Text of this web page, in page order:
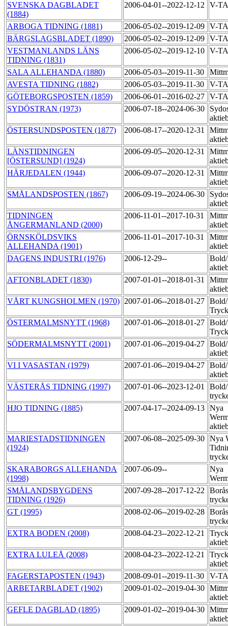
SVENSKA DAGBLADET
(1884)
2006-04-01--2022-12-12 V-
ARBOGA TIDNING (1881) 2006-05-02--2019-12-09 V-
BÄRGSLAGSBLADET (1890)
2006-05-02--2019-12-09 V-
VESTMANLANDS LÄNS
TIDNING (1831)
2006-05-02--2019-12-10 V-
SALA ALLEHANDA (1880) 2006-05-03--2019-11-30
AVESTA TIDNING (1882)
2006-05-03--2019-11-30
V-
GÖTEBORGSPOSTEN (1859)
2006-06-01--2016-02-27 V-
SYDÖSTRAN (1973)
2006-07-18--2024-06-30
ÖSTERSUNDSPOSTEN (1877)
2006-08-17--2020-12-31
LÄNSTIDNINGEN
[ÖSTERSUND] (1924)
2006-09-05--2020-12-31
HÄRJEDALEN (1944)
2006-09-07--2020-12-31
SMÅLANDSPOSTEN (1867)
2006-09-19--2024-06-30
TIDNINGEN
ÅNGERMANLAND (2000)
2006-11-01--2017-10-31
ÖRNSKÖLDSVIKS
ALLEHANDA (1901)
2006-11-01--2017-10-31
DAGENS INDUSTRI (1976)
2006-12-29--
AFTONBLADET (1830)
2007-01-01--2018-01-31
VÅRT KUNGSHOLMEN (1970) 2007-01-06--2018-01-27
ÖSTERMALMSNYTT (1968)
2007-01-06--2018-01-27
SÖDERMALMSNYTT (2001)
2007-01-06--2019-04-27
VI I VASASTAN (1979)
2007-01-06--2019-04-27
VÄSTERÅS TIDNING (1997)
2007-01-06--2023-12-01
HJO TIDNING (1885)
2007-04-17--2024-09-13 Nya
MARIESTADSTIDNINGEN
(1924)
2007-06-08--2025-09-30 Nya
SKARABORGS ALLEHANDA
(1998)
2007-06-09--
Nya
SMÅLANDSBYGDENS
TIDNING (1926)
2007-09-28--2017-12-22
GT (1995)
2008-02-06--2019-02-28
EXTRA BODEN (2008)
2008-04-23--2022-12-21
EXTRA LULEÅ (2008)
2008-04-23--2022-12-21
FAGERSTAPOSTEN (1943)
2008-09-01--2019-11-30
V-
ARBETARBLADET (1902)
2009-01-02--2019-04-30
GEFLE DAGBLAD (1895)
2009-01-02--2019-04-30